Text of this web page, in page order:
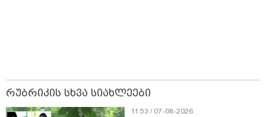
- "ბავშვობაში გიჟურად
რუბრიკის სხვა სიახლეები
11:53 / 07-08-2026